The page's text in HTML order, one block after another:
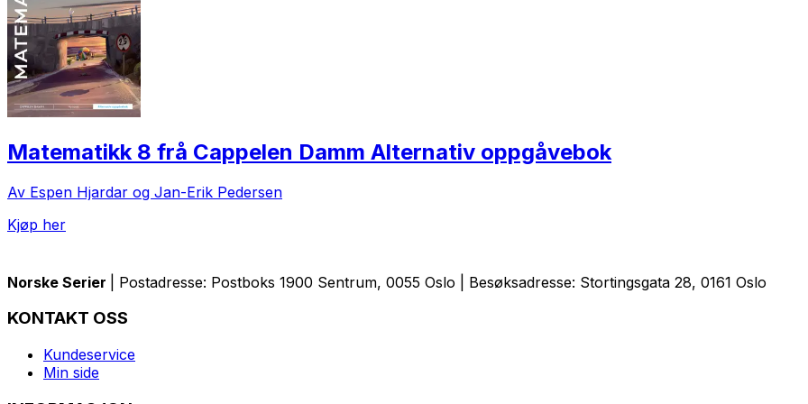
Matematikk 8 frå Cappelen Damm Alternativ oppgåvebok
Av Espen Hjardar og Jan-Erik Pedersen
Kjøp her
Norske Serier | Postadresse: Postboks 1900 Sentrum, 0055 Oslo | Besøksadresse: Stortingsgata 28, 0161 Oslo
KONTAKT OSS
Kundeservice
Min side